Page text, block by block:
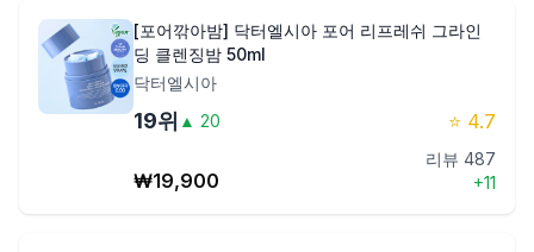
[포어깎아밤] 닥터엘시아 포어 리프레쉬 그라인
딩 클렌징밤 50ml
닥터엘시아
19위 ▲ 20 ⭐ 4.7
₩19,900
리뷰 487
+11